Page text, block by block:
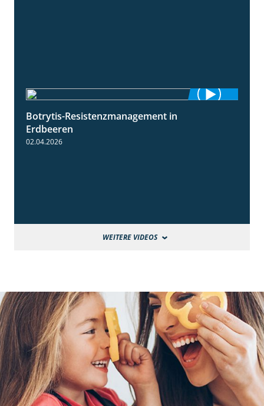
Botrytis-Resistenzmanagement in
Erdbeeren
02.04.2026
WEITERE VIDEOS